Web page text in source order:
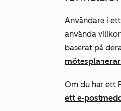
Användare i ett
använda
baserat på
Om du har ett
ett e-